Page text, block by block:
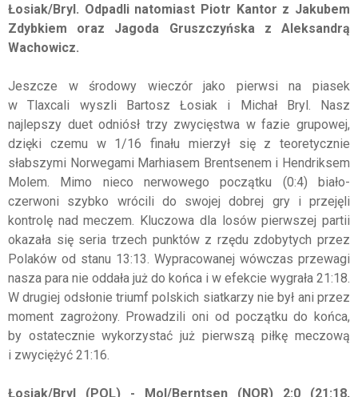
Łosiak/Bryl. Odpadli natomiast Piotr Kantor z Jakubem
Zdybkiem oraz Jagoda Gruszczyńska z Aleksandrą
Wachowicz.
Jeszcze w środowy wieczór jako pierwsi na piasek
w Tlaxcali wyszli Bartosz Łosiak i Michał Bryl. Nasz
najlepszy duet odniósł trzy zwycięstwa w fazie grupowej,
dzięki czemu w 1/16 finału mierzył się z teoretycznie
słabszymi Norwegami Marhiasem Brentsenem i Hendriksem
Molem. Mimo nieco nerwowego początku (0:4) biało-
czerwoni szybko wrócili do swojej dobrej gry i przejęli
kontrolę nad meczem. Kluczowa dla losów pierwszej partii
okazała się seria trzech punktów z rzędu zdobytych przez
Polaków od stanu 13:13. Wypracowanej wówczas przewagi
nasza para nie oddała już do końca i w efekcie wygrała 21:18.
W drugiej odsłonie triumf polskich siatkarzy nie był ani przez
moment zagrożony. Prowadzili oni od początku do końca,
by ostatecznie wykorzystać już pierwszą piłkę meczową
i zwyciężyć 21:16.
Łosiak/Bryl (POL) - Mol/Berntsen (NOR) 2:0 (21:18,